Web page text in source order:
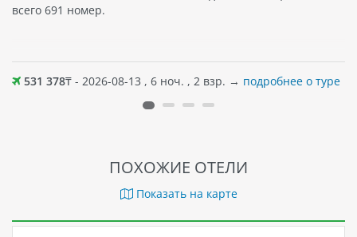
всего 691 номер.
531 378₸ - 2026-08-13 , 6 ноч. , 2 взр. → подробнее о туре
ПОХОЖИЕ ОТЕЛИ
Показать на карте